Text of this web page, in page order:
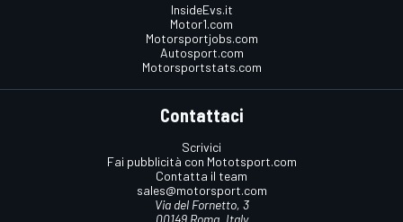
InsideEvs.it
Motor1.com
Motorsportjobs.com
Autosport.com
Motorsportstats.com
Contattaci
Scrivici
Fai pubblicità con Mototsport.com
Contatta il team
sales@motorsport.com
Via del Fornetto, 3
00149 Roma, Italy